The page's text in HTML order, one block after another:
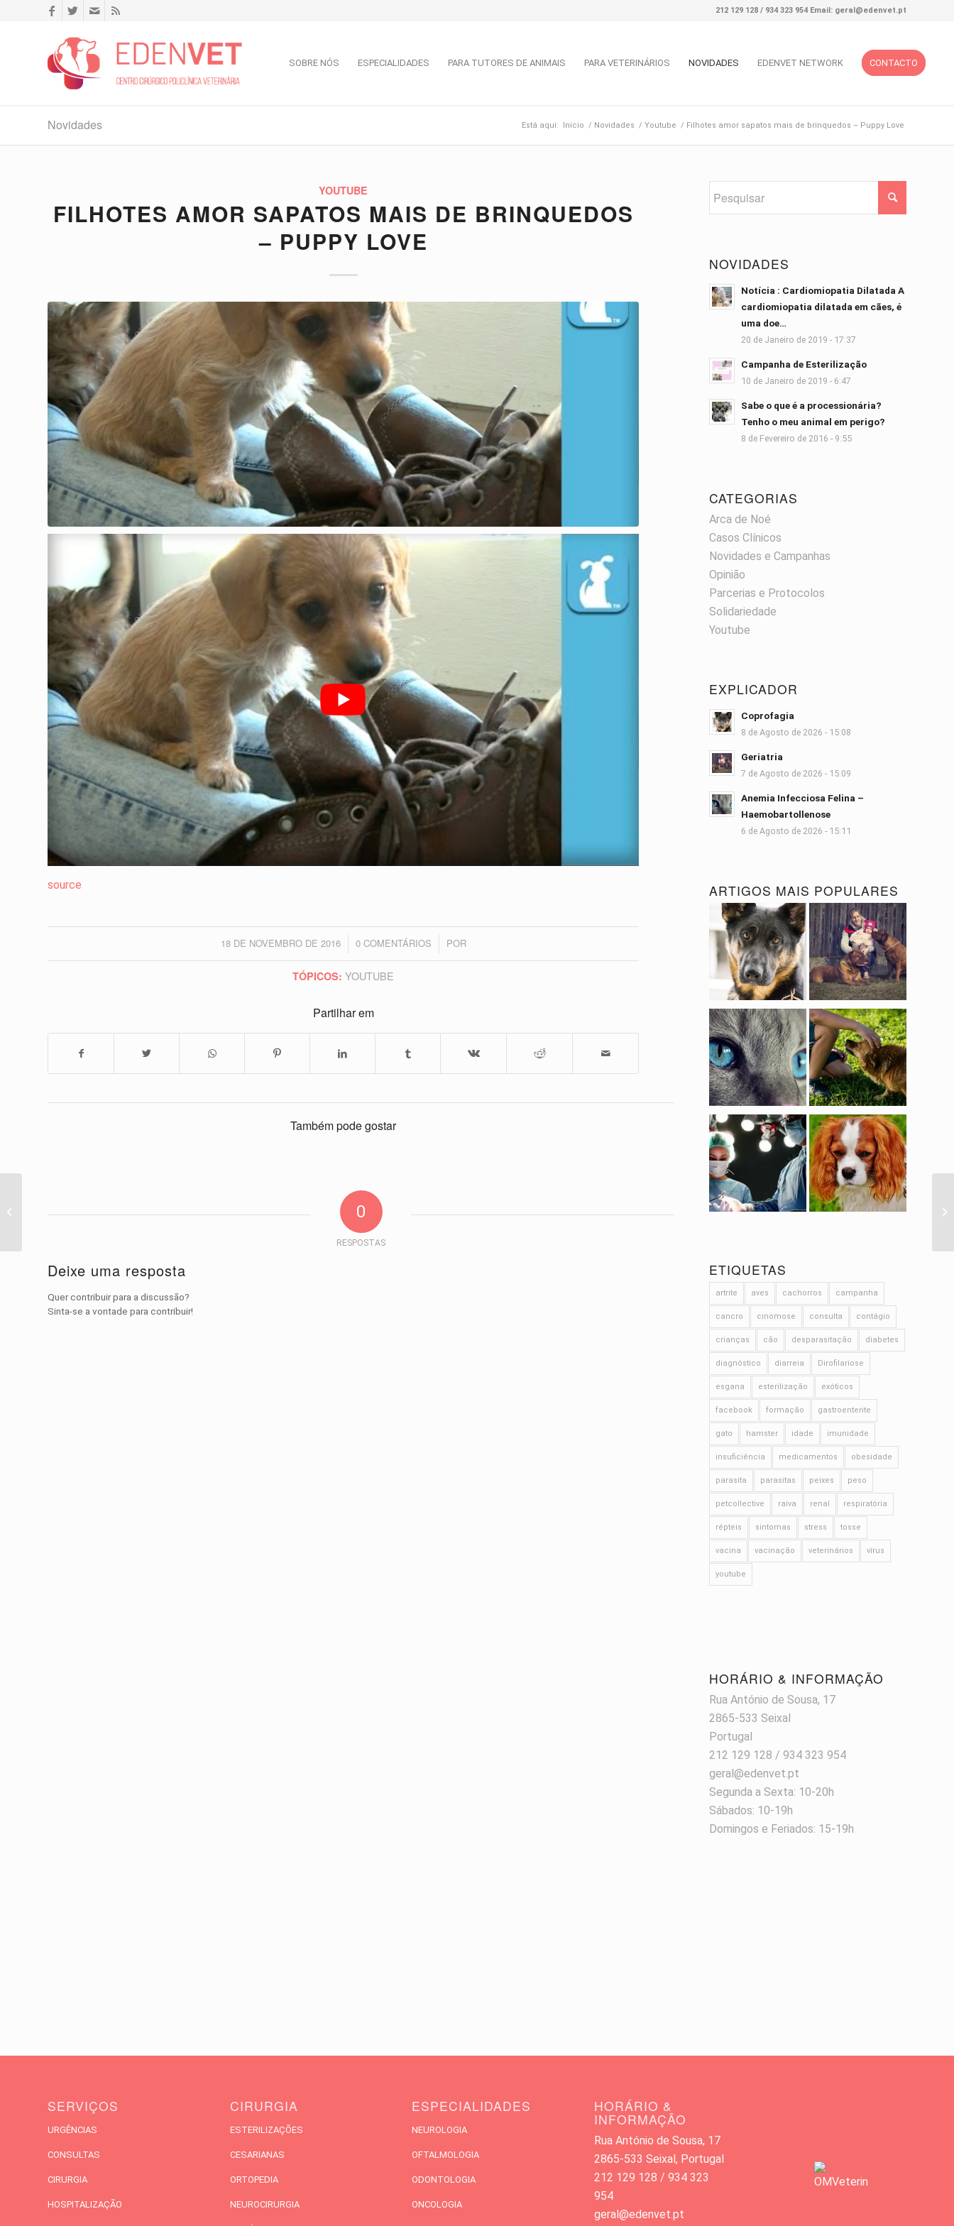
212 129 128 / 934 323 954 Email: geral@edenvet.pt
SOBRE NÓS ESPECIALIDADES PARA TUTORES DE ANIMAIS PARA VETERINÁRIOS NOVIDADES EDENVET NETWORK CONTACTO
Novidades Está aqui: Início / Novidades / Youtube / Filhotes amor sapatos mais de brinquedos – Puppy Love
YOUTUBE
FILHOTES AMOR SAPATOS MAIS DE BRINQUEDOS
– PUPPY LOVE
source
18 DE NOVEMBRO DE 2016
/ 0 COMENTÁRIOS
/ POR
TÓPICOS: YOUTUBE
Partilhar em
Também pode gostar
0
RESPOSTAS
Deixe uma resposta
Quer contribuir para a discussão?
Sinta-se a vontade para contribuir!
NOVIDADES
Notícia : Cardiomiopatia Dilatada A
cardiomiopatia dilatada em cães, é
uma doe…
20 de Janeiro de 2019 - 17:37
Campanha de Esterilização
10 de Janeiro de 2019 - 6:47
Sabe o que é a processionária?
Tenho o meu animal em perigo?
8 de Fevereiro de 2016 - 9:55
CATEGORIAS
Arca de Noé
Casos Clínicos
Novidades e Campanhas
Opinião
Parcerias e Protocolos
Solidariedade
Youtube
EXPLICADOR
Coprofagia
8 de Agosto de 2026 - 15:08
Geriatria
7 de Agosto de 2026 - 15:09
Anemia Infecciosa Felina –
Haemobartollenose
6 de Agosto de 2026 - 15:11
ARTIGOS MAIS POPULARES
ETIQUETAS
artrite aves cachorros campanha
cancro cinomose consulta contágio
crianças cão desparasitação diabetes
diagnóstico diarreia Dirofilariose
esgana esterilização exóticos
facebook formação gastroenterite
gato hamster idade imunidade
insuficiência medicamentos obesidade
parasita parasitas peixes peso
petcollective raiva renal respiratória
répteis sintomas stress tosse
vacina vacinação veterinários vírus
youtube
HORÁRIO & INFORMAÇÃO
Rua António de Sousa, 17
2865-533 Seixal
Portugal
212 129 128 / 934 323 954
geral@edenvet.pt
Segunda a Sexta: 10-20h
Sábados: 10-19h
Domingos e Feriados: 15-19h
SERVIÇOS
URGÊNCIAS
CONSULTAS
CIRURGIA
HOSPITALIZAÇÃO
CIRURGIA
ESTERILIZAÇÕES
CESARIANAS
ORTOPEDIA
NEUROCIRURGIA
ESPECIALIDADES
NEUROLOGIA
OFTALMOLOGIA
ODONTOLOGIA
ONCOLOGIA
HORÁRIO &
INFORMAÇÃO
Rua António de Sousa, 17
2865-533 Seixal, Portugal
212 129 128 / 934 323
954
geral@edenvet.pt